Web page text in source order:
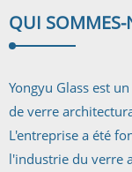
QUI SOMMES-
Yongyu Glass est
de verre
L'entreprise a été
l'industrie du verre